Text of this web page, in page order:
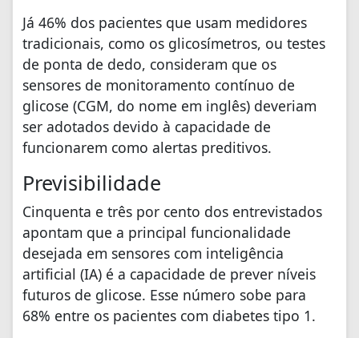
Já 46% dos pacientes que usam medidores
tradicionais, como os glicosímetros, ou testes
de ponta de dedo, consideram que os
sensores de monitoramento contínuo de
glicose (CGM, do nome em inglês) deveriam
ser adotados devido à capacidade de
funcionarem como alertas preditivos.
Previsibilidade
Cinquenta e três por cento dos entrevistados
apontam que a principal funcionalidade
desejada em sensores com inteligência
artificial (IA) é a capacidade de prever níveis
futuros de glicose. Esse número sobe para
68% entre os pacientes com diabetes tipo 1.